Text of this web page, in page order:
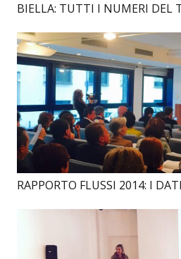
BIELLA: TUTTI I NUMERI DEL
RAPPORTO FLUSSI 2014: I